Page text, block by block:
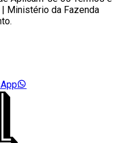
Ministério da Fazenda